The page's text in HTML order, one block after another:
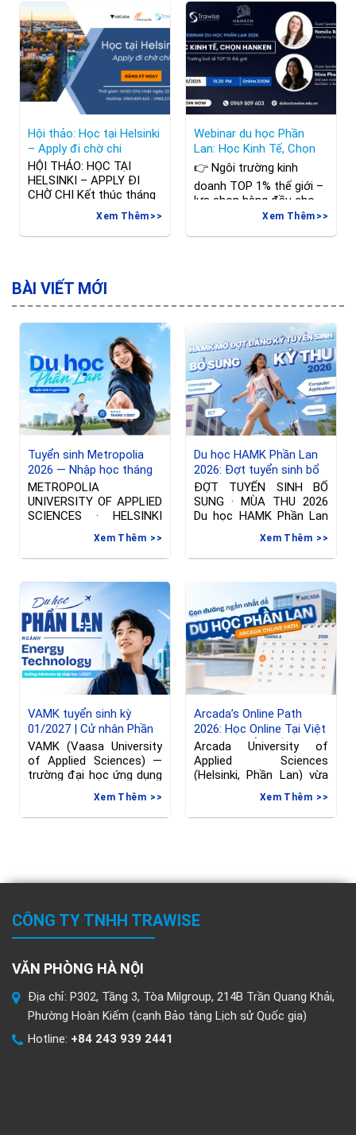
từ trường Đại học
Jonkoping – trường Đại
học hàng đầu của Thụy
Điển trong lĩnh vực quốc
tế hóa vào ngày 19/01
cầu IELTS” Giới thiệu
chương trình học DỄ
DÀNG – RÚT NGẮN THỜI
GIAN Hình thức ứng
tuyển DỄ THỞ: không
Hội thảo: Học tại Helsinki
– Apply đi chờ chi
HỘI THẢO: HỌC TẠI
HELSINKI – APPLY ĐI
CHỜ CHI Kết thúc tháng
10 là sự kiện của 2
trường đại học tại thủ đô
Helsinki: Đại học KHƯD
thảo các bạn sẽ bỏ túi
được những thông tin
hữu ích về học bổng, học
phí,
Xem Thêm
Webinar du học Phần
Lan: Học Kinh Tế, Chọn
Hanken
👉 Ngôi trường kinh
doanh TOP 1% thế giới –
lựa chọn hàng đầu cho
sinh viên muốn theo đuổi
https://forms.gle/
🎤
Xem Thêm
BÀI VIẾT MỚI
Tuyển sinh Metropolia
2026 — Nhập học tháng
01/2027 tại Phần Lan
METROPOLIA
UNIVERSITY OF APPLIED
SCIENCES · HELSINKI
Đợt tuyển sinh riêng —
Nhập học thángXem Thêm
Du học HAMK Phần Lan
2026: Đợt tuyển sinh bổ
sung ngành International
Business & Công nghệ
thông tin
ĐỢT TUYỂN SINH BỔ
SUNG · MÙA THU 2026
Du học HAMK Phần Lan
Xem Thêm
VAMK tuyển sinh kỳ
01/2027 | Cử nhân Phần
Lan ngành Kỹ thuật
VAMK (Vaasa University
of Applied Sciences) —
trường đại học ứng dụng
Xem Thêm
Arcada’s Online Path
2026: Học Online Tại Việt
Nam, Chuyển Tiếp Sang
Phần Lan, hạn đăng ký
đến 08/06/2026
Arcada University of
Applied Sciences
(Helsinki, Phần Lan) vừa
gia hạn deadline nộp đơn
Xem Thêm
CÔNG TY TNHH TRAWISE
VĂN PHÒNG HÀ NỘI
Địa chỉ: P302, Tầng 3, Tòa Milgroup, 214B Trần Quang Khải,
Phường Hoàn Kiếm (cạnh Bảo tàng Lịch sử Quốc gia)
Hotline: +84 243 939 2441